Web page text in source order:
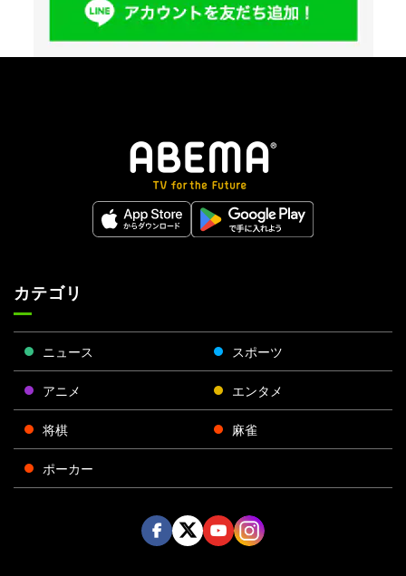
カテゴリ
ニュース スポーツ
アニメ エンタメ
将棋 麻雀
ポーカー